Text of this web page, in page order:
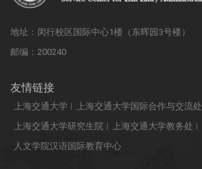
地址：闵行校区国际中心1楼（东晖园3号楼）
邮编：200240
友情链接
上海交通大学
上海交通大学国际合作与交流处
上海交通大学研究生院
上海交通大学教务处
人文学院汉语国际教育中心